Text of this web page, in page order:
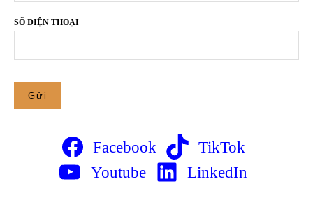
SỐ ĐIỆN THOẠI
Facebook
TikTok
Youtube
LinkedIn